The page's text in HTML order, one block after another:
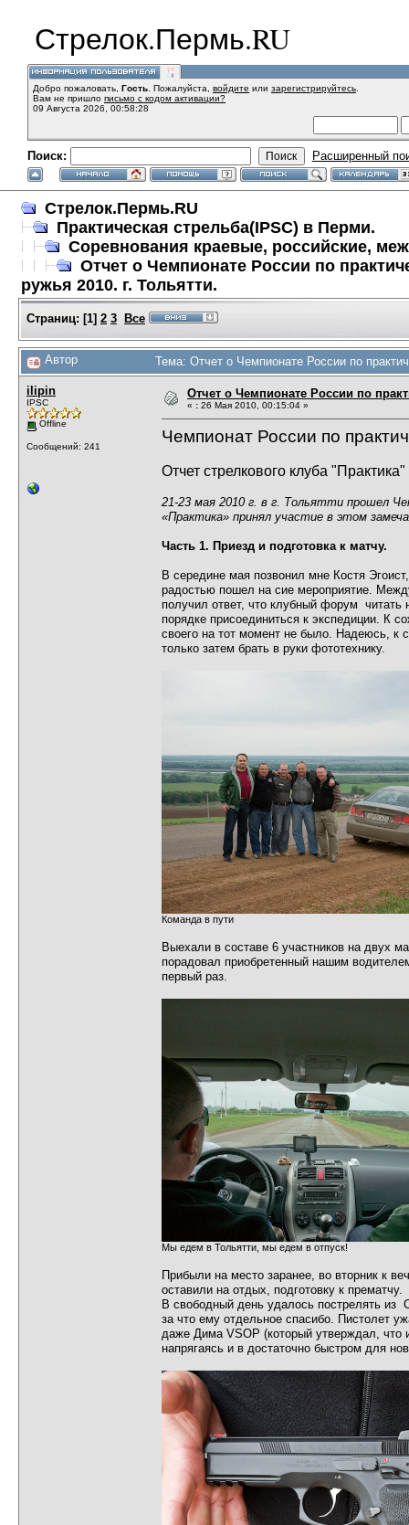
Стрелок.Пермь.RU
Добро пожаловать, Гость . Пожалуйста, войдите или зарегистрируйтесь
Вам не пришло письмо с кодом активации?
09 Августа 2026, 00:58:28
Поиск: Расширенный
Стрелок.Пермь.RU
Практическая стрельба(IPSC) в Перми.
Соревнования краевые, российские,
Отчет о Чемпионате России по
ружья 2010. г. Тольятти.
Страниц: [1] 2 3 Все
Автор Тема: Отчет о Чемпионате России по
ilipin
IPSC
Offline
Сообщений: 241
Отчет о Чемпионате России по
« : 26 Мая 2010, 00:15:04 »
Чемпионат России по
Отчет стрелкового клуба
21-23 мая 2010 г. в г. Тольятти прошел
«Практика» принял участие в этом
Часть 1. Приезд и подготовка к матчу.
В середине мая позвонил мне Костя
радостью пошел на сие мероприятие.
получил ответ, что клубный форум
порядке присоединиться к экспедиции. К
своего на тот момент не было. Надеюсь, к
только затем брать в руки фототехнику.
Команда в пути
Выехали в составе 6 участников на двух
порадовал приобретенный нашим
первый раз.
Мы едем в Тольятти, мы едем в отпуск!
Прибыли на место заранее, во вторник к
оставили на отдых, подготовку к прематчу.
В свободный день удалось пострелять из
за что ему отдельное спасибо. Пистолет
даже Дима VSOP (который утверждал, что
напрягаясь и в достаточно быстром для